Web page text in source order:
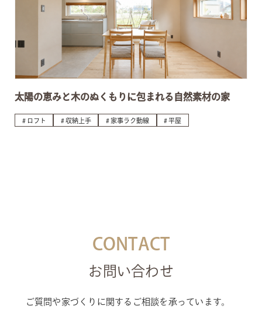
太陽の恵みと木のぬくもりに包まれる自然素材の家
ロフト 収納上手 家事ラク動線 平屋
CONTACT
お問い合わせ
ご質問や家づくりに関するご相談を承っています。